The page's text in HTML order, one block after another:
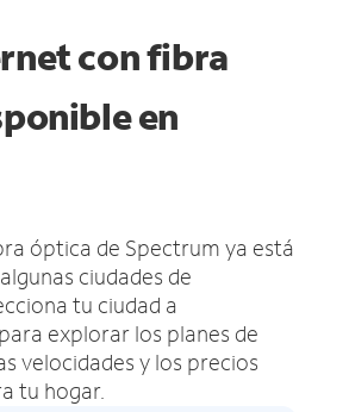
con fibra
en
óptica de Spectrum ya está
ciudades de
tu ciudad a
explorar los planes de
velocidades y los precios
tu hogar.